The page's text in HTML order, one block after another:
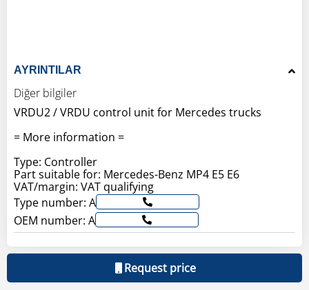
AYRINTILAR
Diğer bilgiler
VRDU2 / VRDU control unit for Mercedes trucks
= More information =
Type: Controller
Part suitable for: Mercedes-Benz MP4 E5 E6
VAT/margin: VAT qualifying
Type number: A
OEM number: A
Request price